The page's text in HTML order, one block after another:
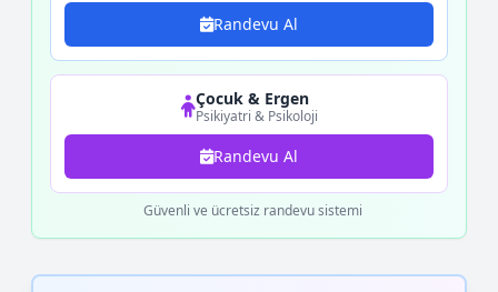
Randevu Al
Çocuk & Ergen
Psikiyatri & Psikoloji
Randevu Al
Güvenli ve ücretsiz randevu sistemi